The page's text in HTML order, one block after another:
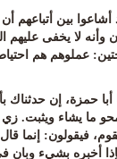
بين أتباعهم
وأنه لا يخفى عليهم
عملوهم هم
أبا حمزة، إن حدثناك
ما يشاء ويثبت.زي
فيقولون: إنما
أخبره بشيء وبان